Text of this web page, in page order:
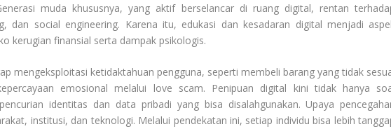
muda khususnya, yang aktif berselancar di ruang digital, rentan
dan social engineering. Karena itu, edukasi dan kesadaran digital menjadi
kerugian finansial serta dampak psikologis.
mengeksploitasi ketidaktahuan pengguna, seperti membeli barang yang tidak
emosional melalui love scam. Penipuan digital kini tidak hanya
identitas dan data pribadi yang bisa disalahgunakan. Upaya
institusi, dan teknologi. Melalui pendekatan ini, setiap individu bisa lebih